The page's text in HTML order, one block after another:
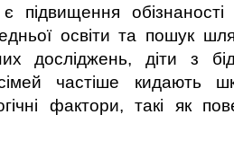
освіти та пошук
досліджень, діти з
сімей частіше кидають
фактори, такі як